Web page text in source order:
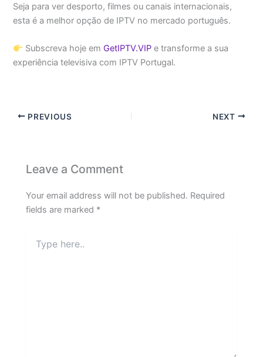
Seja para ver desporto, filmes ou canais internacionais,
esta é a melhor opção de IPTV no mercado português.
Subscreva hoje em GetIPTV.VIP e transforme a sua
experiência televisiva com IPTV Portugal.
PREVIOUS NEXT
Leave a Comment
Your email address will not be published. Required
fields are marked *
here..